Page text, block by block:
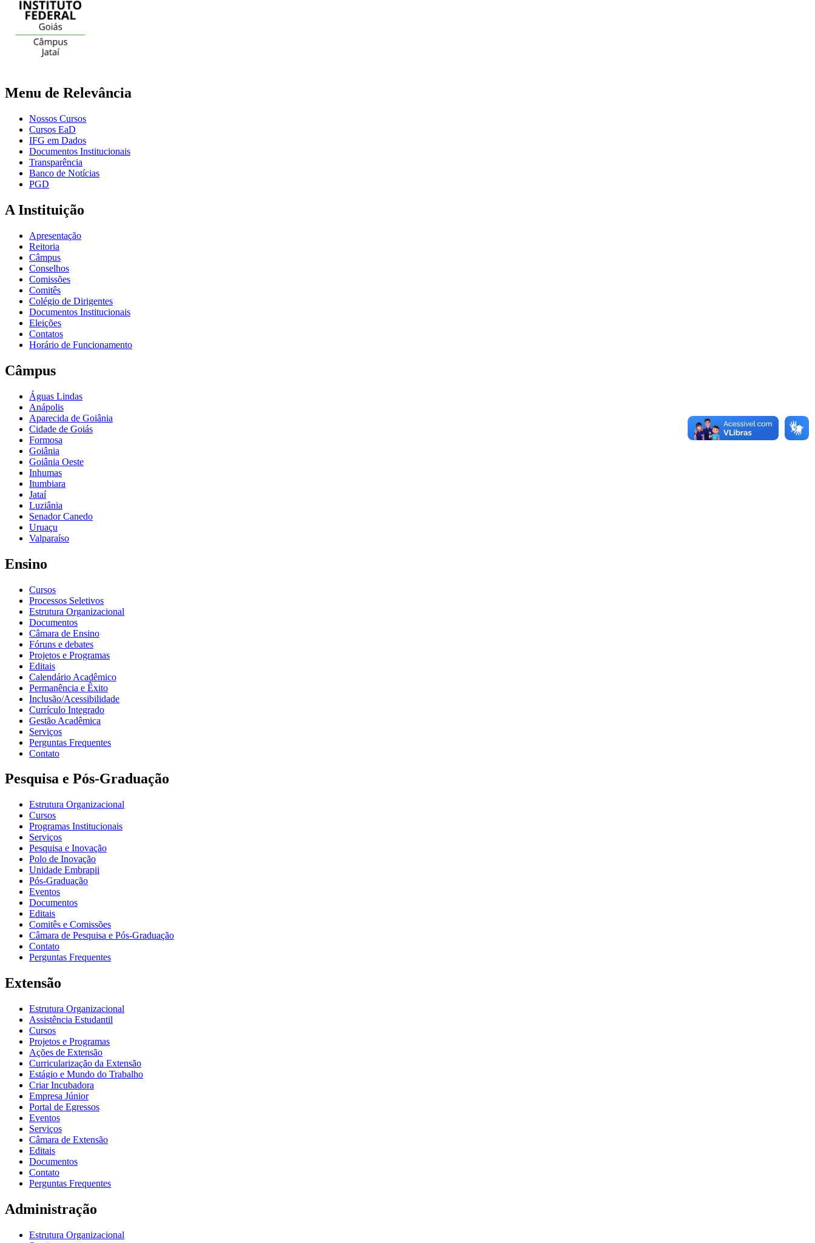
Menu de Relevância
Nossos Cursos
Cursos EaD
IFG em Dados
Documentos Institucionais
Transparência
Banco de Notícias
PGD
A Instituição
Apresentação
Reitoria
Câmpus
Conselhos
Comissões
Comitês
Colégio de Dirigentes
Documentos Institucionais
Eleições
Contatos
Horário de Funcionamento
Câmpus
Águas Lindas
Anápolis
Aparecida de Goiânia
Cidade de Goiás
Formosa
Goiânia
Goiânia Oeste
Inhumas
Itumbiara
Jataí
Luziânia
Senador Canedo
Uruaçu
Valparaíso
Ensino
Cursos
Processos Seletivos
Estrutura Organizacional
Documentos
Câmara de Ensino
Fóruns e debates
Projetos e Programas
Editais
Calendário Acadêmico
Permanência e Êxito
Inclusão/Acessibilidade
Currículo Integrado
Gestão Acadêmica
Serviços
Perguntas Frequentes
Contato
Pesquisa e Pós-Graduação
Estrutura Organizacional
Cursos
Programas Institucionais
Serviços
Pesquisa e Inovação
Polo de Inovação
Unidade Embrapii
Pós-Graduação
Eventos
Documentos
Editais
Comitês e Comissões
Câmara de Pesquisa e Pós-Graduação
Contato
Perguntas Frequentes
Extensão
Estrutura Organizacional
Assistência Estudantil
Cursos
Projetos e Programas
Ações de Extensão
Curricularização da Extensão
Estágio e Mundo do Trabalho
Criar Incubadora
Empresa Júnior
Portal de Egressos
Eventos
Serviços
Câmara de Extensão
Editais
Documentos
Contato
Perguntas Frequentes
Administração
Estrutura Organizacional